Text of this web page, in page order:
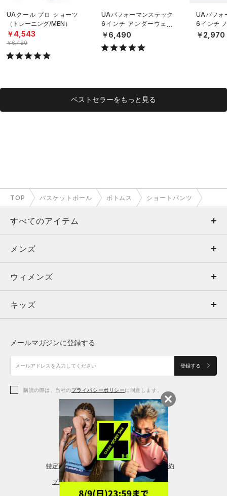
UAクール プロ ショーツ
（トレーニング/MEN）
￥4,543
￥6,490
UAパフォーマンステック
6インチ アンダーウェア
（3枚セット）（トレーニ
ング/MEN）
￥6,490
UAパフォ
6インチ
ダーウェ
グ/MEN）
￥2,970
ベストセラーをもっと見る
TOP バスケットボール ボトムス ショートパンツ
すべてのアイテム
メンズ
ウィメンズ
キッズ
アクセサリー
メンズ
トップス
ボトムス
アクセサリー
ウィメンズ
トップス
シューズ
アクセサリー
レギンス＆タイツ
キッズ
シューズ
メールマガジンに登録する
登録する
購読の際は、当社のプライバシーポリシーに同意します。
特定商取引法に基づく通販の表記 会員規約
プライバシーポリシー